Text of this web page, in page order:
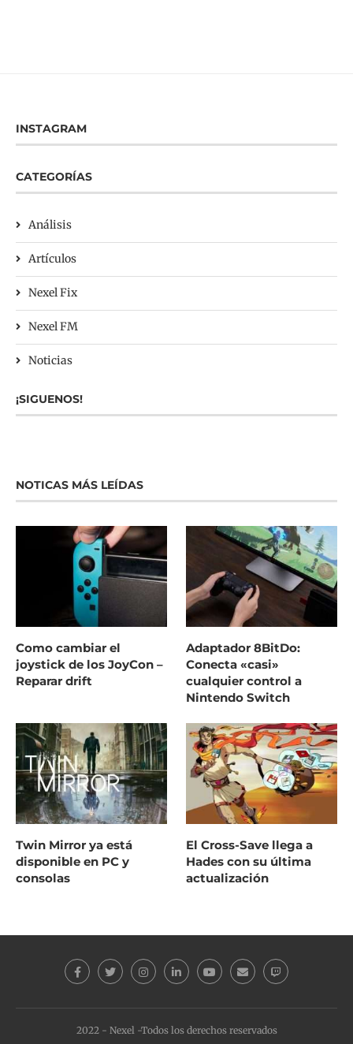
INSTAGRAM
CATEGORÍAS
Análisis
Artículos
Nexel Fix
Nexel FM
Noticias
¡SIGUENOS!
NOTICAS MÁS LEÍDAS
Como cambiar el
joystick de los JoyCon –
Reparar drift
Adaptador 8BitDo:
Conecta «casi»
cualquier control a
Nintendo Switch
Twin Mirror ya está
disponible en PC y
consolas
El Cross-Save llega a
Hades con su última
actualización
2022 - Nexel -Todos los derechos reservados